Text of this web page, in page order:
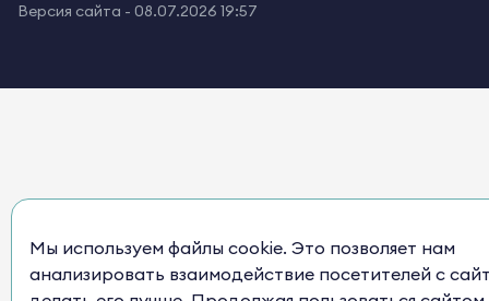
Версия сайта - 08.07.2026 19:57
Мы используем файлы cookie. Это позволяет нам
анализировать взаимодействие посетителей с